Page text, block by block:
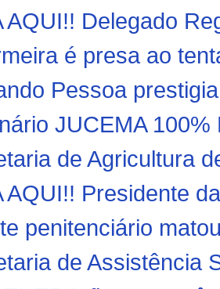
AQUI!! Delegado
é presa ao
Pessoa
JUCEMA
de Agricultura
AQUI!! Presidente
penitenciário
de Assistência